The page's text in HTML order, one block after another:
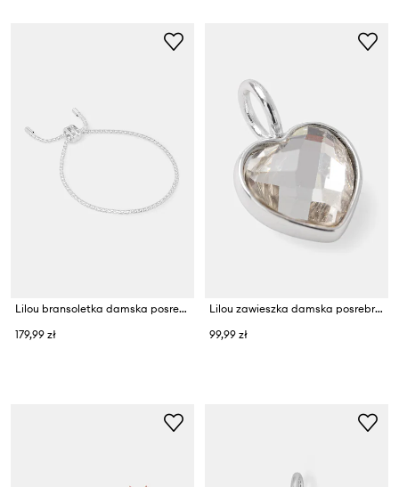
Lilou bransoletka damska posrebrzana Liana
179,99 zł
Lilou zawieszka damska posrebrzana z kryształem Mini Icons
99,99 zł